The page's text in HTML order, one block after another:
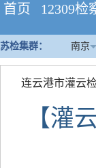
首页 12309检
苏检集群： 南京
连云港市灌云
【灌